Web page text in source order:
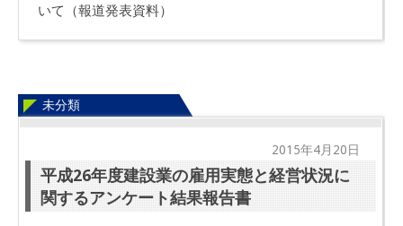
いて（報道発表資料）
未分類
2015年4月20日
平成26年度建設業の雇用実態と経営状況に
関するアンケート結果報告書